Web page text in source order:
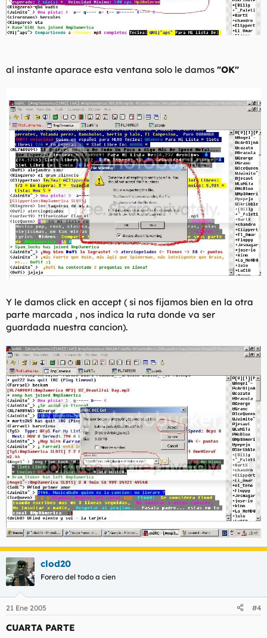
al instante aparace esta ventana solo le damos "OK"
Y le damos click en accept ( si nos fijamos bien en la otra
parte marcada , nos indica la ruta donde va ser
guardada nuestra cancion).
clod20
Forero del todo a cien
21 Ene 2005 #4
CUARTA PARTE